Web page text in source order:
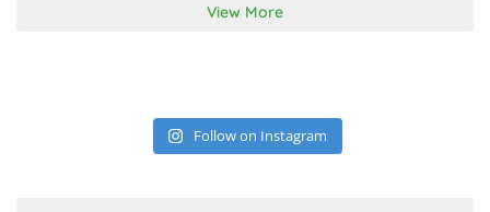
View More
Follow on Instagram